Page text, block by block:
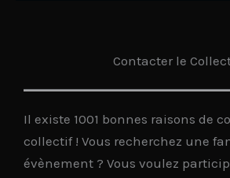
Contacter le
Il existe 1001 bonnes raisons de
collectif ! Vous recherchez une
évènement ? Vous voulez